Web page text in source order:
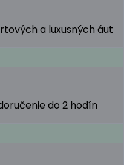
a luxusných áut
do 2 hodín